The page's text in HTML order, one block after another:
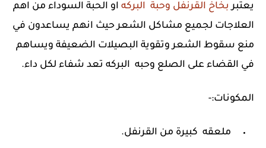
يعتبر بخاخ القرنفل وحبة البركه او الحبة السوداء من اهم
العلاجات لجميع مشاكل الشعر حيث انهم يساعدون في
منع سقوط الشعر وتقوية البصيلات الضعيفة ويساهم
في القضاء على الصلع وحبه البركه تعد شفاء لكل داء.
المكونات:-
ملعقه كبيرة من القرنفل.